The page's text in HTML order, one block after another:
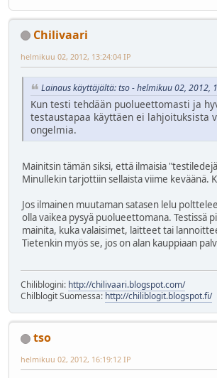
Chilivaari
helmikuu 02, 2012, 13:24:04 IP
Lainaus käyttäjältä: tso - helmikuu 02, 2012,
Kun testi tehdään puolueettomasti ja
testaustapaa käyttäen ei lahjoituksista
ongelmia.
Mainitsin tämän siksi, että ilmaisia
Minullekin tarjottiin sellaista viime keväänä.
Jos ilmainen muutaman satasen lelu
olla vaikea pysyä puolueettomana. Testissä
mainita, kuka valaisimet, laitteet tai
Tietenkin myös se, jos on alan kauppiaan
Chiliblogini: http://chilivaari.blogspot.com/
Chilblogit Suomessa: http://chiliblogit.blogspot.fi/
tso
helmikuu 02, 2012, 16:19:12 IP